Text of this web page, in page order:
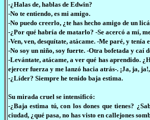
-¿Halas de, hablas de Edwin?
-No te entiendo, es mi amigo.
-No puedo creerlo, ¿te has hecho amigo de un
-¿Por qué habría de matarlo? -Se acercó a mí,
-Ven, ven, desquítate, atácame. -Me paré, y tenía
-No soy un niño, soy fuerte. -Otra bofetada y caí
-Levántate, atácame, a ver qué has aprendido.
ejercer fuerza y me lanzó hacia atrás-. ¡Ja, ja,
-¿Líder? Siempre he tenido baja estima.
Su mirada cruel se intensificó:
-¿Baja estima tú, con los dones que tienes?
ciudad, ¿qué pasa, no has visto en callejones